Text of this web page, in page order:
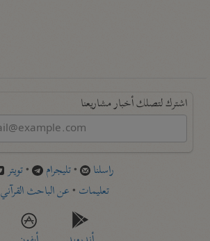
اشترك لتصلك أخبار مشاريعنا
راسلنا •تليجرام •تويتر
تعليمات •عن الباحث القرآني